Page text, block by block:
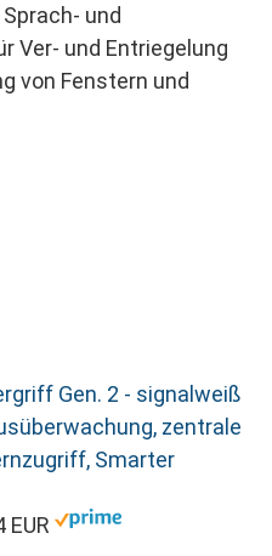
und
Ver- und Entriegelung
von Fenstern und
Gen. 2 - signalweiß
zentrale
Smarter
EUR